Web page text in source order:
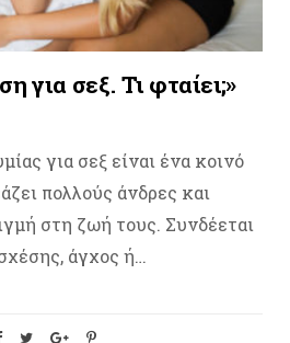
για σεξ. Τι φταίει;»
για σεξ είναι ένα κοινό
πολλούς άνδρες και
στη ζωή τους. Συνδέεται
άγχος ή…